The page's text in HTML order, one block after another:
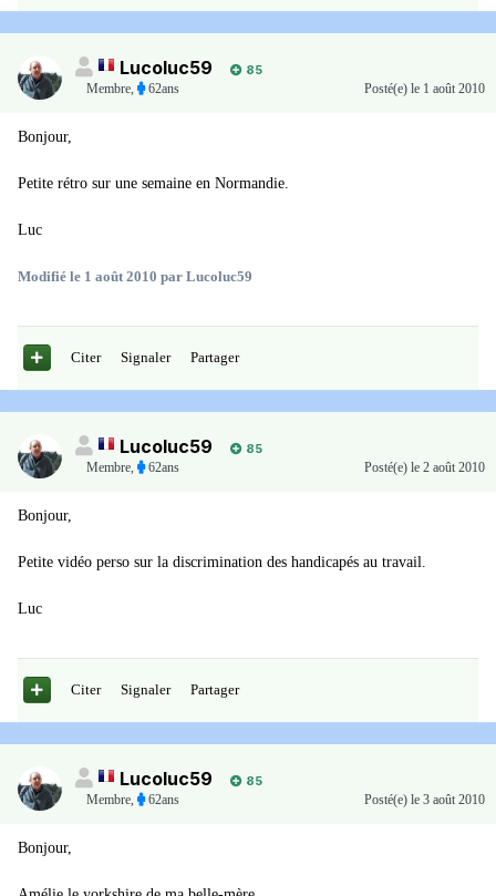
Lucoluc59
85
Membre
62ans Posté(e) le 1 août 2010
Bonjour,
Petite rétro sur une semaine en Normandie.
Luc
Modifié le 1 août 2010 par Lucoluc59
Citer Signaler Partager
Lucoluc59
85
Membre
62ans Posté(e) le 2 août 2010
Bonjour,
Petite vidéo perso sur la discrimination des handicapés au travail.
Luc
Citer Signaler Partager
Lucoluc59
85
Membre
62ans Posté(e) le 3 août 2010
Bonjour,